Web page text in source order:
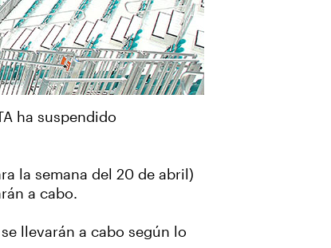
ha suspendido
la semana del 20 de abril)
a cabo.
llevarán a cabo según lo